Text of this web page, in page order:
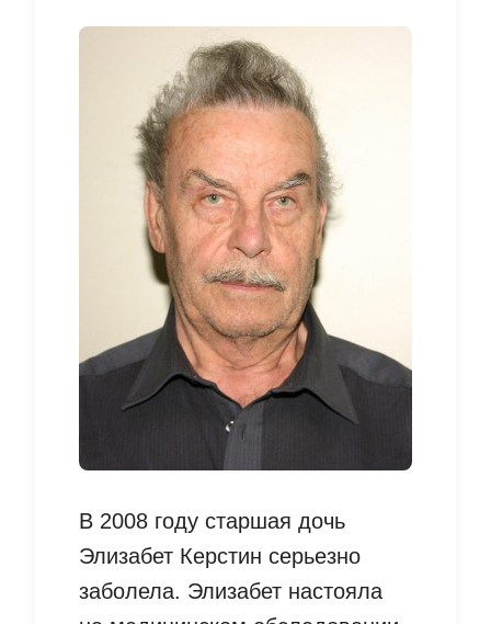
В 2008 году старшая дочь
Элизабет Керстин серьезно
заболела. Элизабет настояла